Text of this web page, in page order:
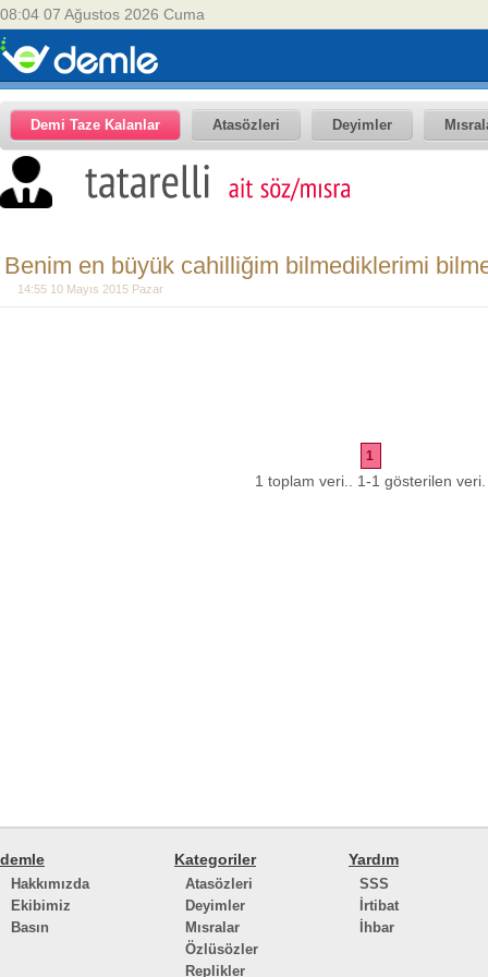
08:04 07 Ağustos 2026 Cuma
Demi Taze Kalanlar Atasözleri Deyimler
Benim en büyük cahilliğim bilmediklerimi
14:55 10 Mayıs 2015 Pazar
1
1 toplam veri.. 1-1 gösterilen veri.
demle
Hakkımızda
Ekibimiz
Basın
Kategoriler
Atasözleri
Deyimler
Mısralar
Özlüsözler
Replikler
Yardım
SSS
İrtibat
İhbar